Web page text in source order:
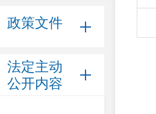
政策文件
法定主动
公开内容